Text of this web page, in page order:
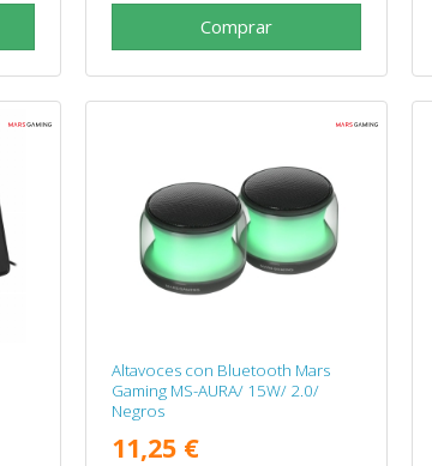
Comprar
Altavoces con Bluetooth Mars
Gaming MS-AURA/ 15W/ 2.0/
Negros
11,25 €